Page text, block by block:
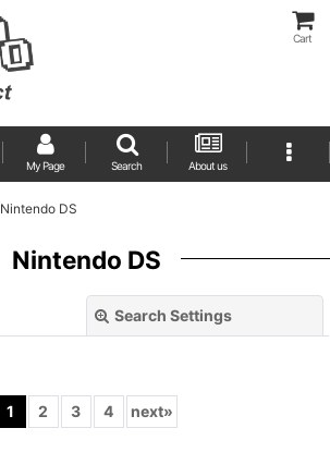
Cart
My Page Search About us
Nintendo DS
Nintendo DS
Search Settings
1 2 3 4 next»